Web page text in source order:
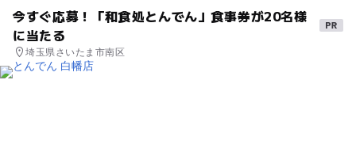
今すぐ応募！「和食処とんでん」食事券が20名様
に当たる
埼玉県さいたま市南区